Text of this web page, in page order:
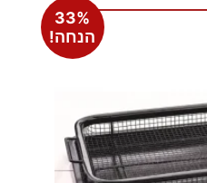
33%
הנחה!